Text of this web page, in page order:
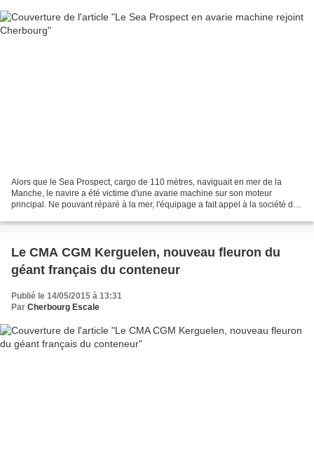
Alors que le Sea Prospect, cargo de 110 mètres, naviguait en mer de la
Manche, le navire a été victime d'une avarie machine sur son moteur
principal. Ne pouvant réparé à la mer, l'équipage a fait appel à la société des
Le CMA CGM Kerguelen, nouveau fleuron du
géant français du conteneur
Publié le 14/05/2015 à 13:31
Par Cherbourg Escale